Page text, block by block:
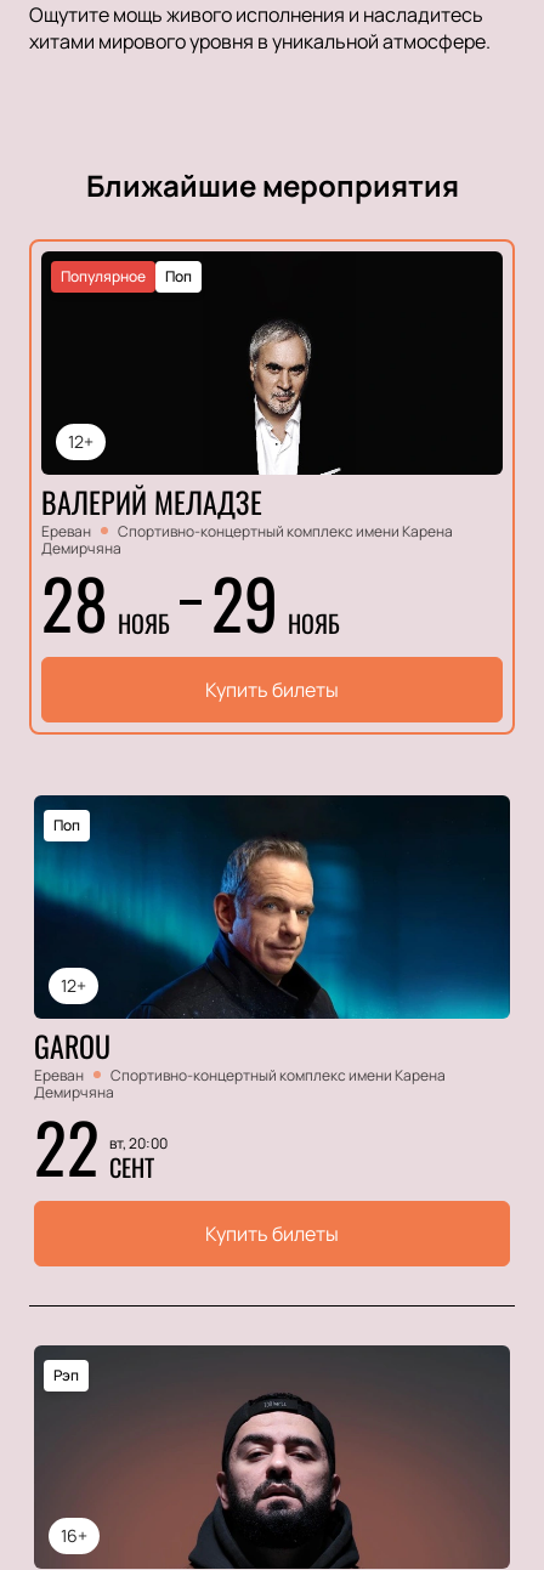
Ощутите мощь живого исполнения и насладитесь
хитами мирового уровня в уникальной атмосфере.
Ближайшие мероприятия
12+
Поп
Популярное
ВАЛЕРИЙ МЕЛАДЗЕ
Ереван
Спортивно-концертный комплекс имени Карена
Демирчяна
28 НОЯБ 29 НОЯБ
Купить билеты
12+
Поп
GAROU
Ереван
Спортивно-концертный комплекс имени Карена
Демирчяна
22 вт, 20:00
СЕНТ
Купить билеты
16+
Рэп